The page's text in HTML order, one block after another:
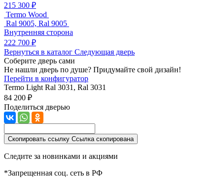
215 300 ₽
Termo Wood
Ral 9005, Ral 9005
Внутренняя сторона
222 700 ₽
Вернуться в каталог Следующая дверь
Соберите дверь сами
Не нашли дверь по душе? Придумайте свой дизайн!
Перейти в конфигуратор
Termo Light Ral 3031, Ral 3031
84 200 ₽
Поделиться дверью
Скопировать ссылку Ссылка скопирована
Следите за новинками и акциями
*Запрещенная соц. сеть в РФ